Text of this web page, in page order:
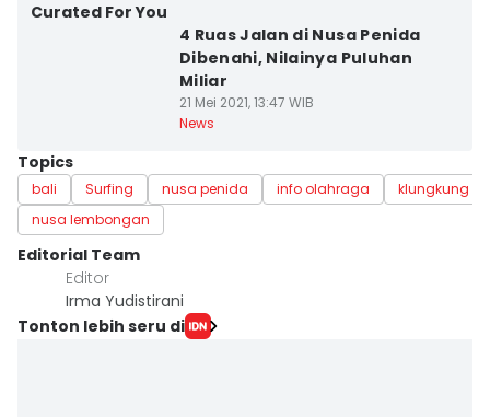
Curated For You
4 Ruas Jalan di Nusa Penida
Dibenahi, Nilainya Puluhan
Miliar
21 Mei 2021, 13:47 WIB
News
Topics
bali Surfing nusa penida info olahraga
klungkung
nusa lembongan
Editorial Team
Editor
Irma Yudistirani
Tonton lebih seru di